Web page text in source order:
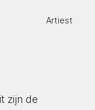
Artiest
zijn de